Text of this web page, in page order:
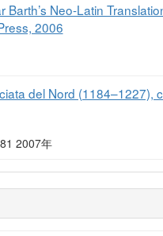
Neo-Latin
2006
del Nord (1184–1227),
2007年